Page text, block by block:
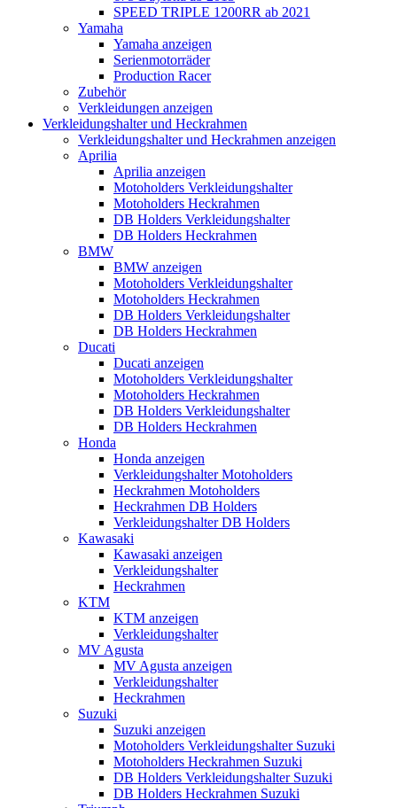
SPEED TRIPLE 1200RR ab 2021
Yamaha
Yamaha anzeigen
Serienmotorräder
Production Racer
Zubehör
Verkleidungen anzeigen
Verkleidungshalter und Heckrahmen
Verkleidungshalter und Heckrahmen anzeigen
Aprilia
Aprilia anzeigen
Motoholders Verkleidungshalter
Motoholders Heckrahmen
DB Holders Verkleidungshalter
DB Holders Heckrahmen
BMW
BMW anzeigen
Motoholders Verkleidungshalter
Motoholders Heckrahmen
DB Holders Verkleidungshalter
DB Holders Heckrahmen
Ducati
Ducati anzeigen
Motoholders Verkleidungshalter
Motoholders Heckrahmen
DB Holders Verkleidungshalter
DB Holders Heckrahmen
Honda
Honda anzeigen
Verkleidungshalter Motoholders
Heckrahmen Motoholders
Heckrahmen DB Holders
Verkleidungshalter DB Holders
Kawasaki
Kawasaki anzeigen
Verkleidungshalter
Heckrahmen
KTM
KTM anzeigen
Verkleidungshalter
MV Agusta
MV Agusta anzeigen
Verkleidungshalter
Heckrahmen
Suzuki
Suzuki anzeigen
Motoholders Verkleidungshalter Suzuki
Motoholders Heckrahmen Suzuki
DB Holders Verkleidungshalter Suzuki
DB Holders Heckrahmen Suzuki